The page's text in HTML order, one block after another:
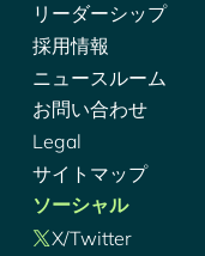
リーダーシップ
採用情報
ニュースルーム
お問い合わせ
Legal
サイトマップ
ソーシャル
X/Twitter